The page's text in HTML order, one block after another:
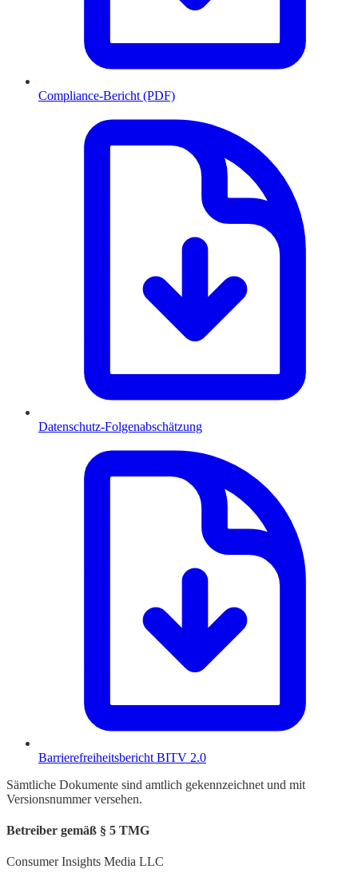
Compliance-Bericht (PDF)
Datenschutz-Folgenabschätzung
Barrierefreiheitsbericht BITV 2.0
Sämtliche Dokumente sind amtlich gekennzeichnet und mit
Versionsnummer versehen.
Betreiber gemäß § 5 TMG
Consumer Insights Media LLC